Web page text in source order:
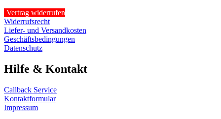
Vertrag widerrufen
Widerrufsrecht
Liefer- und Versandkosten
Geschäftsbedingungen
Datenschutz
Hilfe & Kontakt
Callback Service
Kontaktformular
Impressum